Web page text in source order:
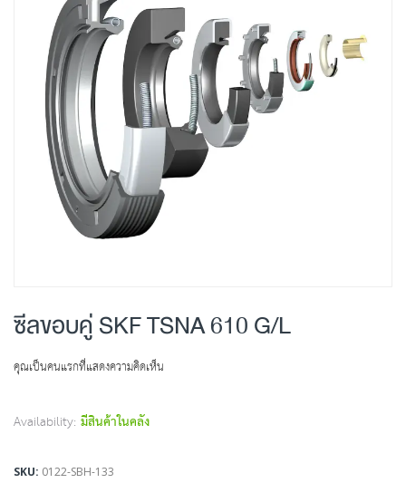
of
the
images
gallery
to
the
ซีลขอบคู่ SKF TSNA 610 G/L
คุณเป็นคนแรกที่แสดงความคิดเห็น
Availability: มีสินค้าในคลัง
SKU 0122-SBH-133